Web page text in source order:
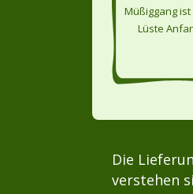
Müßiggang
Lüste
Die
verstehen